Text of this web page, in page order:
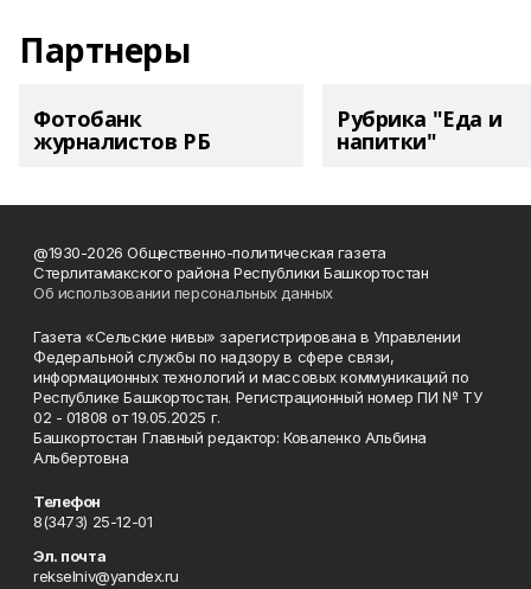
Партнеры
Фотобанк
журналистов РБ
Рубрика "Еда и
напитки"
@1930-2026 Общественно-политическая газета
Стерлитамакского района Республики Башкортостан
Об использовании персональных данных
Газета «Сельские нивы» зарегистрирована в Управлении
Федеральной службы по надзору в сфере связи,
информационных технологий и массовых коммуникаций по
Республике Башкортостан. Регистрационный номер ПИ № ТУ
02 - 01808 от 19.05.2025 г.
Башкортостан Главный редактор: Коваленко Альбина
Альбертовна
Телефон
8(3473) 25-12-01
Эл. почта
rekselniv@yandex.ru